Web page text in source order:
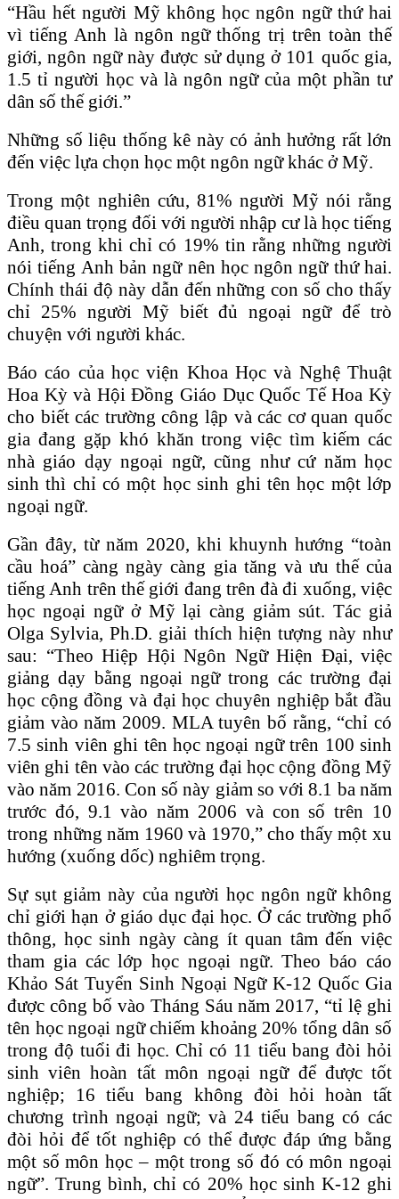
“Hầu hết người Mỹ không học ngôn ngữ thứ hai
vì tiếng Anh là ngôn ngữ thống trị trên toàn thế
giới, ngôn ngữ này được sử dụng ở 101 quốc gia,
1.5 tỉ người học và là ngôn ngữ của một phần tư
dân số thế giới.”
Những số liệu thống kê này có ảnh hưởng rất lớn
đến việc lựa chọn học một ngôn ngữ khác ở Mỹ.
Trong một nghiên cứu, 81% người Mỹ nói rằng
điều quan trọng đối với người nhập cư là học tiếng
Anh, trong khi chỉ có 19% tin rằng những người
nói tiếng Anh bản ngữ nên học ngôn ngữ thứ hai.
Chính thái độ này dẫn đến những con số cho thấy
chỉ 25% người Mỹ biết đủ ngoại ngữ để trò
chuyện với người khác.
Báo cáo của học viện Khoa Học và Nghệ Thuật
Hoa Kỳ và Hội Đồng Giáo Dục Quốc Tế Hoa Kỳ
cho biết các trường công lập và các cơ quan quốc
gia đang gặp khó khăn trong việc tìm kiếm các
nhà giáo dạy ngoại ngữ, cũng như cứ năm học
sinh thì chỉ có một học sinh ghi tên học một lớp
ngoại ngữ.
Gần đây, từ năm 2020, khi khuynh hướng “toàn
cầu hoá” càng ngày càng gia tăng và ưu thế của
tiếng Anh trên thế giới đang trên đà đi xuống, việc
học ngoại ngữ ở Mỹ lại càng giảm sút. Tác giả
Olga Sylvia, Ph.D. giải thích hiện tượng này như
sau: “Theo Hiệp Hội Ngôn Ngữ Hiện Đại, việc
giảng dạy bằng ngoại ngữ trong các trường đại
học cộng đồng và đại học chuyên nghiệp bắt đầu
giảm vào năm 2009. MLA tuyên bố rằng, “chỉ có
7.5 sinh viên ghi tên học ngoại ngữ trên 100 sinh
viên ghi tên vào các trường đại học cộng đồng Mỹ
vào năm 2016. Con số này giảm so với 8.1 ba năm
trước đó, 9.1 vào năm 2006 và con số trên 10
trong những năm 1960 và 1970,” cho thấy một xu
hướng (xuống dốc) nghiêm trọng.
Sự sụt giảm này của người học ngôn ngữ không
chỉ giới hạn ở giáo dục đại học. Ở các trường phổ
thông, học sinh ngày càng ít quan tâm đến việc
tham gia các lớp học ngoại ngữ. Theo báo cáo
Khảo Sát Tuyển Sinh Ngoại Ngữ K-12 Quốc Gia
được công bố vào Tháng Sáu năm 2017, “tỉ lệ ghi
tên học ngoại ngữ chiếm khoảng 20% tổng dân số
trong độ tuổi đi học. Chỉ có 11 tiểu bang đòi hỏi
sinh viên hoàn tất môn ngoại ngữ để được tốt
nghiệp; 16 tiểu bang không đòi hỏi hoàn tất
chương trình ngoại ngữ; và 24 tiểu bang có các
đòi hỏi để tốt nghiệp có thể được đáp ứng bằng
một số môn học – một trong số đó có môn ngoại
ngữ”. Trung bình, chỉ có 20% học sinh K-12 ghi